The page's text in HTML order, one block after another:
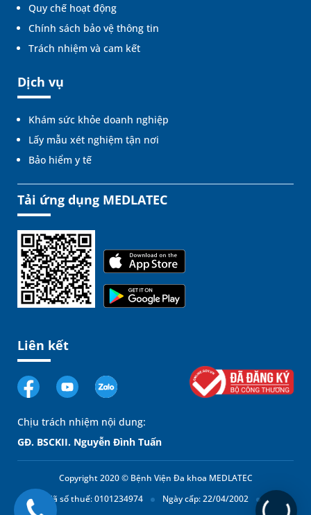
Quy chế hoạt động
Chính sách bảo vệ thông tin
Trách nhiệm và cam kết
Dịch vụ
Khám sức khỏe doanh nghiệp
Lấy mẫu xét nghiệm tận nơi
Bảo hiểm y tế
Tải ứng dụng MEDLATEC
Liên kết
Chịu trách nhiệm nội dung:
GĐ. BSCKII. Nguyễn Đình Tuấn
Copyright 2020 © Bệnh Viện Đa khoa MEDLATEC
Mã số thuế: 0101234974
Ngày cấp: 22/04/2002